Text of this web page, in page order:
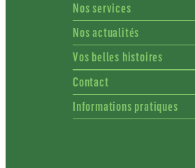
Nos services
Nos actualités
Vos belles histoires
Contact
Informations pratiques